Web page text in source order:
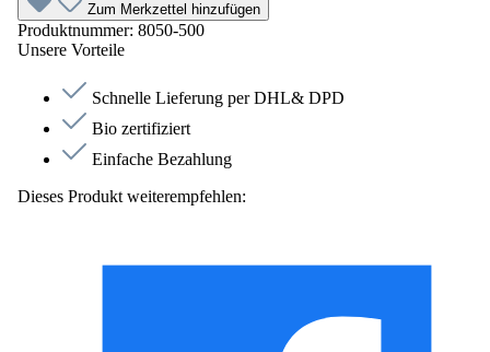
Zum Merkzettel hinzufügen
Produktnummer: 8050-500
Unsere Vorteile
Schnelle Lieferung per DHL& DPD
Bio zertifiziert
Einfache Bezahlung
Dieses Produkt weiterempfehlen: